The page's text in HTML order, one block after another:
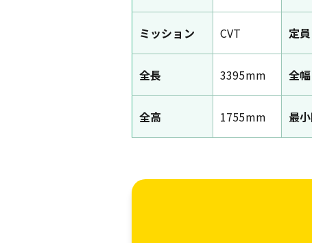
ミッション CVT 定員
全長 3395mm 全幅
全高 1755mm 最